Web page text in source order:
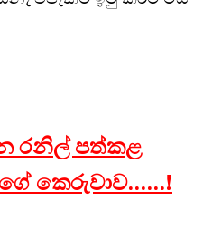
රනිල් පත්කළ
කෙරුවාව......!